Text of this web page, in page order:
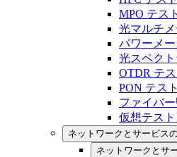
MPO テス
光マルチ
パワーメ
光スペク
OTDR テス
PON テスト
ファイバ
仮想テス
ネットワークとサービス
ネットワークとサ